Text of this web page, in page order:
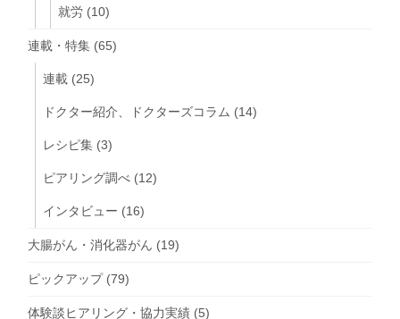
就労 (10)
連載・特集 (65)
連載 (25)
ドクター紹介、ドクターズコラム (14)
レシピ集 (3)
ピアリング調べ (12)
インタビュー (16)
大腸がん・消化器がん (19)
ピックアップ(79)
体験談ヒアリング・協力実績 (5)